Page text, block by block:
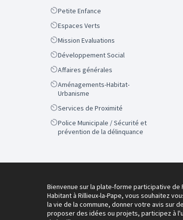
ScopePetite Enfance
ScopeEspaces Verts
ScopeMission Evaluations
ScopeDéveloppement Social
ScopeAffaires générales
Scope
Aménagements-Habitat-
Urbanisme
ScopeServices de Proximité
Scope
Police Municipale / Sécurité et
prévention de la délinquance
Bienvenue sur la plate-forme participative de
Habitant à Rillieux-la-Pape, vous souhaitez
la vie de la commune, donner votre avis sur
proposer des idées ou projets, participez à